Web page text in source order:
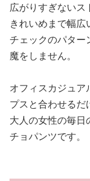
広がりすぎないス
きれいめまで幅広
チェックのパター
魔をしません。
オフィスカジュア
プスと合わせるだ
大人の女性の毎日
チョパンツです。